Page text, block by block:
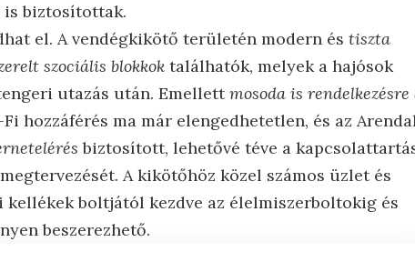
is biztosítottak.
el. A vendégkikötő területén modern és tiszta
szociális blokkok találhatók, melyek a hajósok
utazás után. Emellettmosoda is
hozzáférés ma már elengedhetetlen, és az
biztosított, lehetővé téve a
A kikötőhöz közel számos üzlet és
kellékek boltjától kezdve az élelmiszerboltokig és
beszerezhető.